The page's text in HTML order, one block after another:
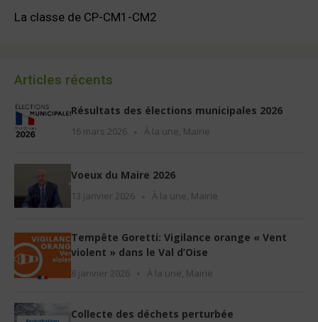
La classe de CP-CM1-CM2
Articles récents
Résultats des élections municipales 2026
16 mars 2026 À la une, Mairie
Voeux du Maire 2026
13 janvier 2026 À la une, Mairie
Tempête Goretti: Vigilance orange « Vent
violent » dans le Val d’Oise
8 janvier 2026 À la une, Mairie
Collecte des déchets perturbée